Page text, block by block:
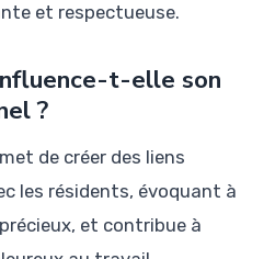
et respectueuse.
t-elle son
?
de créer des liens
les résidents, évoquant à
et contribue à